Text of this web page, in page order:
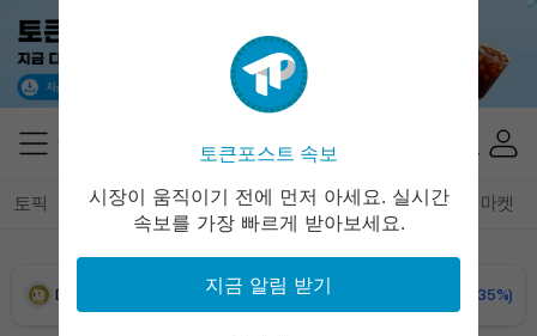
토픽 전체기사 암호화폐 블록체인 테크 경제 마켓
XRP (XRP) (+0.41%)
Hyperliquid (HYPE) ₩
Dogecoin (DOGE) (-0.35%)
토큰포스트 속보
시장이 움직이기 전에 먼저 아세요. 실시간
속보를 가장 빠르게 받아보세요.
지금 알림 받기